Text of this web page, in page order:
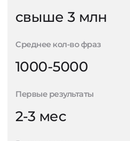
свыше 3 млн
Среднее кол-во фраз
1000-5000
Первые результаты
2-3 мес